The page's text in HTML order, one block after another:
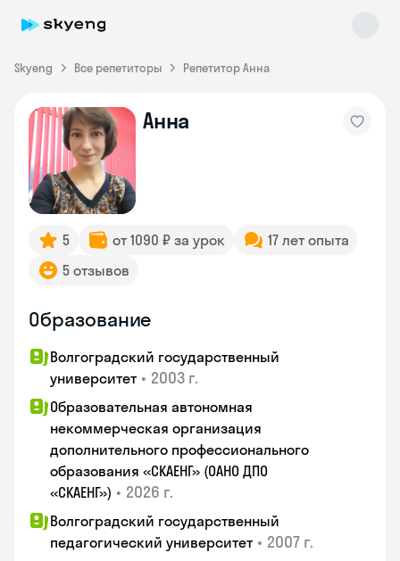
Skyeng Все репетиторы Репетитор Анна
Анна
5 от 1090 ₽ за урок
17 лет опыта
5 отзывов
Образование
Волгоградский государственный
университет • 2003 г.
Образовательная автономная
некоммерческая организация
дополнительного профессионального
образования «СКАЕНГ» (ОАНО ДПО
«СКАЕНГ») • 2026 г.
Волгоградский государственный
педагогический университет • 2007 г.
Skyeng Chat
online